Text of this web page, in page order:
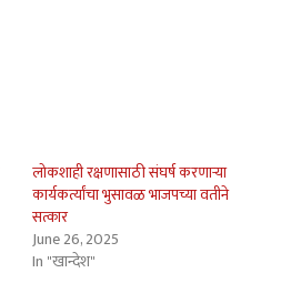
लोकशाही रक्षणासाठी संघर्ष करणार्‍या
कार्यकर्त्यांचा भुसावळ भाजपच्या वतीने
सत्कार
June 26, 2025
In "खान्देश"